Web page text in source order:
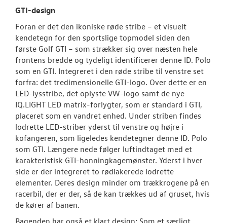
GTI-design
Foran er det den ikoniske røde stribe – et visuelt
kendetegn for den sportslige topmodel siden den
første Golf GTI – som strækker sig over næsten hele
frontens bredde og tydeligt identificerer denne ID. Polo
som en GTI. Integreret i den røde stribe til venstre set
forfra: det tredimensionelle GTI-logo. Over dette er en
LED-lysstribe, det oplyste VW-logo samt de nye
IQ.LIGHT LED matrix-forlygter, som er standard i GTI,
placeret som en vandret enhed. Under striben findes
lodrette LED-striber yderst til venstre og højre i
kofangeren, som ligeledes kendetegner denne ID. Polo
som GTI. Længere nede følger luftindtaget med et
karakteristisk GTI-honningkagemønster. Yderst i hver
side er der integreret to rødlakerede lodrette
elementer. Deres design minder om trækkrogene på en
racerbil, der er der, så de kan trækkes ud af gruset, hvis
de kører af banen.